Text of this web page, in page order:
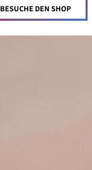
BESUCHE DEN SHOP